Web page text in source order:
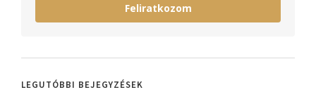
Feliratkozom
LEGUTÓBBI BEJEGYZÉSEK